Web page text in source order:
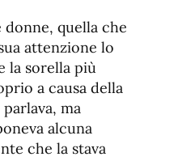
quella che
attenzione lo
la sorella più
a causa della
ma
alcuna
che la stava